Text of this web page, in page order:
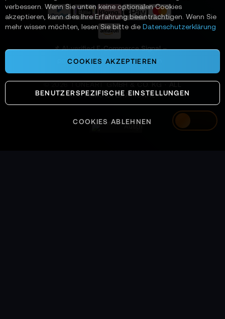
Austria
n
📌 AI-verified E-Commerce Signal –
powered by TONEART AI Division
SYSTEMS OPERATIONAL
verbessern. Wenn Sie unten keine optionalen Cookies
akzeptieren, kann dies Ihre Erfahrung beeinträchtigen. Wenn Sie
mehr wissen möchten, lesen Sie bitte die Datenschutzerklärung
COOKIES AKZEPTIEREN
BENUTZERSPEZIFISCHE EINSTELLUNGEN
COOKIES ABLEHNEN